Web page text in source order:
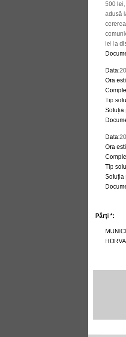
500
adusă
iei la
Data:
Ora
Tip
Soluția
Data:
Ora
Tip
Soluția
Părți *: